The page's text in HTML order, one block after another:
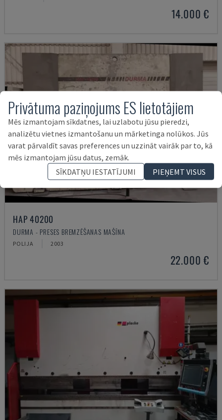
14.000 €
HAP 40200
DURMA - PRESES BREMZĒŠANAS MAŠĪNA
POLIJA 2003
22.000 €
Privātuma paziņojums ES lietotājiem
Mēs izmantojam sīkdatnes, lai uzlabotu jūsu pieredzi,
analizētu vietnes izmantošanu un mārketinga nolūkos. Jūs
varat pārvaldīt savas preferences un uzzināt vairāk par to, kā
mēs izmantojam jūsu datus, zemāk.
SĪKDATŅU IESTATĪJUMI
PIEŅEMT VISUS